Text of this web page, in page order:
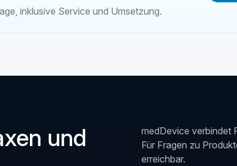
inklusive Service und Umsetzung.
und
medDevice verbindet
Für Fragen zu
erreichbar.